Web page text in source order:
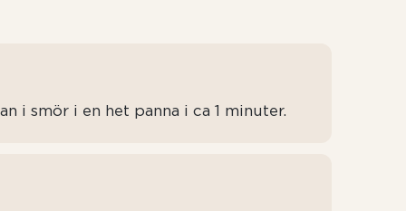
i smör i en het panna i ca 1 minuter.